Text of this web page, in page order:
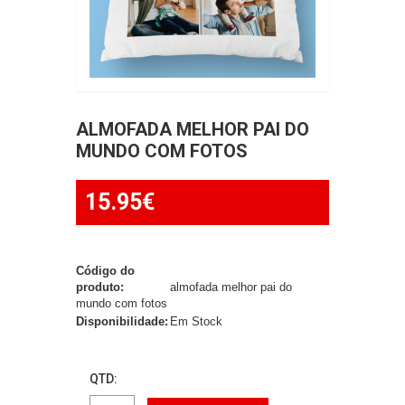
ALMOFADA MELHOR PAI DO
MUNDO COM FOTOS
15.95€
Código do
produto:
almofada melhor pai do
mundo com fotos
Disponibilidade:Em Stock
QTD: